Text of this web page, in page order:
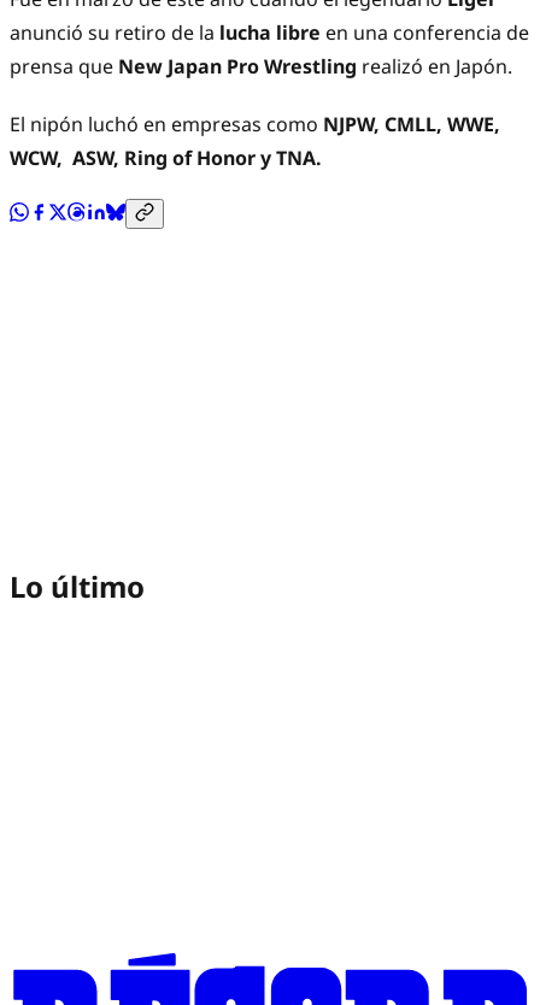
anunció su retiro de la lucha libre en una conferencia de
prensa que New Japan Pro Wrestling realizó en Japón.
El nipón luchó en empresas como NJPW, CMLL, WWE,
WCW, ASW, Ring of Honor y TNA.
Lo último